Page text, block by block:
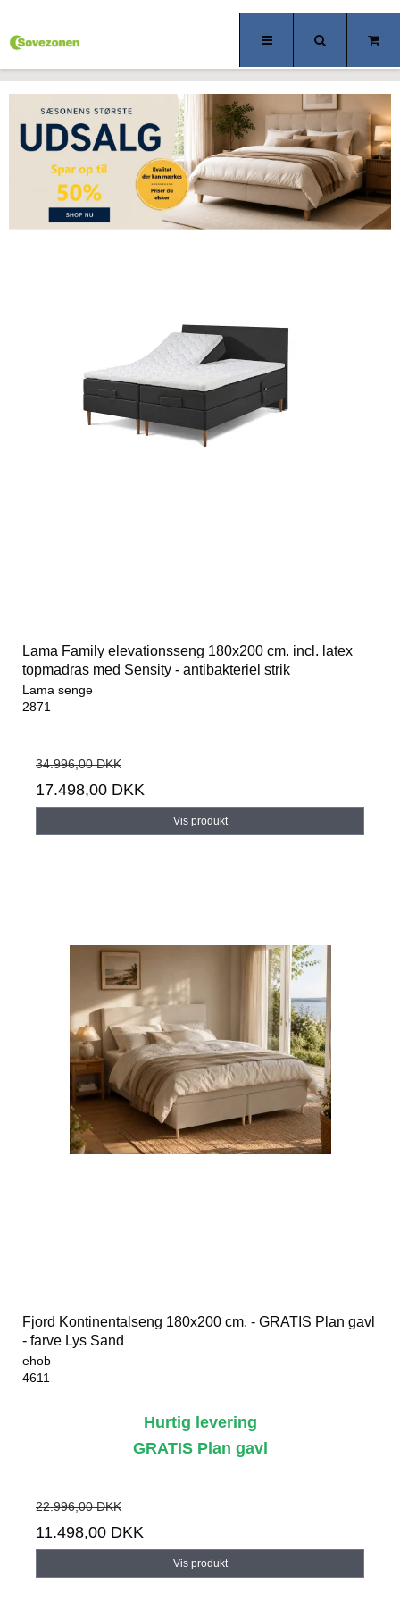
Lama Family elevationsseng 180x200 cm. incl. latex
topmadras med Sensity - antibakteriel strik
Lama senge
2871
34.996,00 DKK
17.498,00 DKK
Vis produkt
Fjord Kontinentalseng 180x200 cm. - GRATIS Plan gavl
- farve Lys Sand
ehob
4611
Hurtig levering
GRATIS Plan gavl
22.996,00 DKK
11.498,00 DKK
Vis produkt